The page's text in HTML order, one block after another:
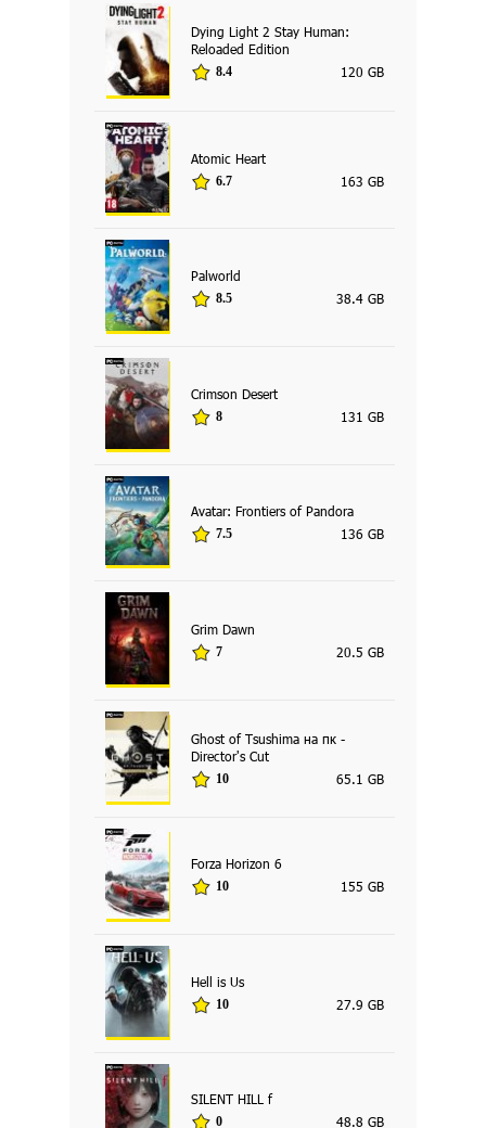
Dying Light 2 Stay Human:
Reloaded Edition
8.4 120 GB
Atomic Heart
6.7 163 GB
Palworld
8.5 38.4 GB
Crimson Desert
8 131 GB
Avatar: Frontiers of Pandora
7.5 136 GB
Grim Dawn
7 20.5 GB
Ghost of Tsushima на пк -
Director's Cut
10 65.1 GB
Forza Horizon 6
10 155 GB
Hell is Us
10 27.9 GB
SILENT HILL f
0 48.8 GB